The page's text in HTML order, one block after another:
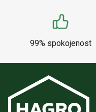
99% spokojenost